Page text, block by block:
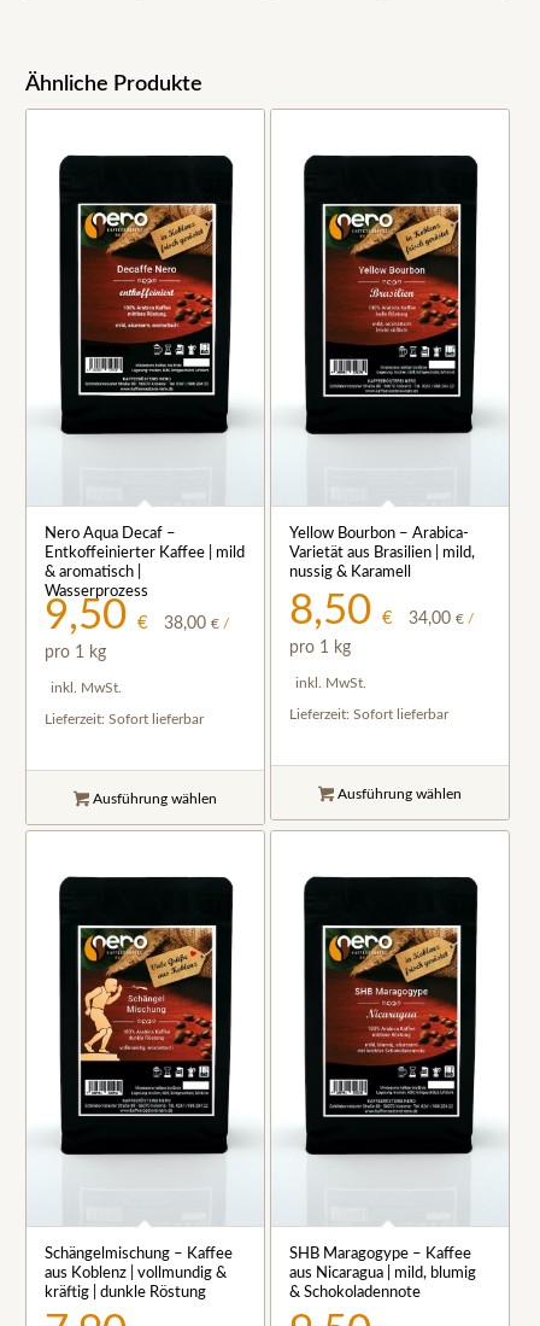
Ähnliche Produkte
Nero Aqua Decaf –
Entkoffeinierter Kaffee | mild
& aromatisch |
Wasserprozess
9,50€ 38,00€ /
pro 1 kg
inkl. MwSt.
Lieferzeit:Sofort lieferbar
Ausführung wählen
Yellow Bourbon – Arabica-
Varietät aus Brasilien | mild,
nussig & Karamell
8,50 € 34,00 €/
pro 1 kg
inkl. MwSt.
Lieferzeit: Sofort lieferbar
Ausführung wählen
Schängelmischung – Kaffee
aus Koblenz | vollmundig &
kräftig | dunkle Röstung
SHB Maragogype – Kaffee
aus Nicaragua | mild, blumig
& Schokoladennote